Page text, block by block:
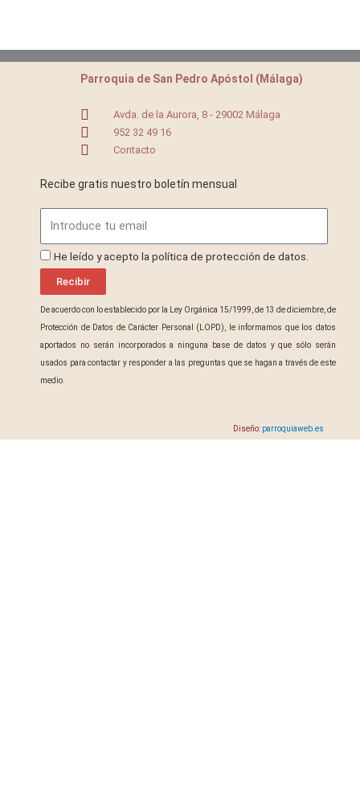
Parroquia de San Pedro Apóstol (Málaga)
Avda. de la Aurora, 8 - 29002 Málaga
952 32 49 16
Contacto
Recibe gratis nuestro boletín mensual
ProteccionDatos
He leído y acepto la política de protección de datos.
Recibir
De acuerdo con lo establecido por la Ley Orgánica 15/1999, de 13 de diciembre, de
Protección de Datos de Carácter Personal (LOPD), le informamos que los datos
aportados no serán incorporados a ninguna base de datos y que sólo serán
usados para contactar y responder a las preguntas que se hagan a través de este
medio.
Diseño: parroquiaweb.es